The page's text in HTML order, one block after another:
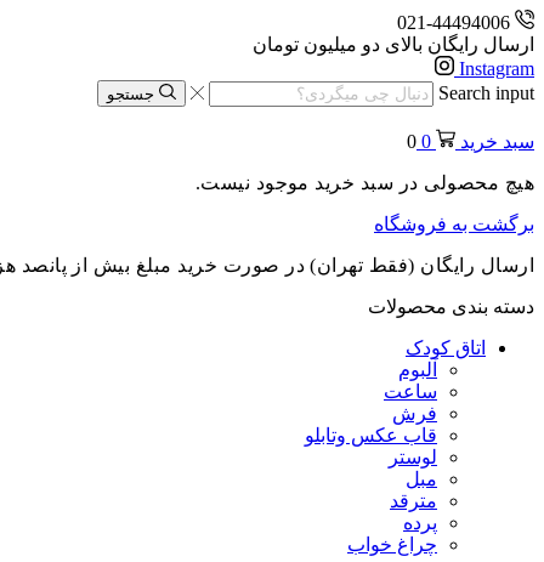
021-44494006
ارسال رایگان بالای دو میلیون تومان
Instagram
Search input
جستجو
سبد خرید 0
0
هیچ محصولی در سبد خرید موجود نیست.
برگشت به فروشگاه
ارسال رایگان (فقط تهران) در صورت خرید مبلغ بیش از پانصد
دسته بندی محصولات
اتاق کودک
آلبوم
ساعت
فرش
قاب عکس وتابلو
لوستر
مبل
مترقد
پرده
چراغ خواب